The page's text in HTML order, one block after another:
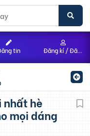
mọi dáng
tin